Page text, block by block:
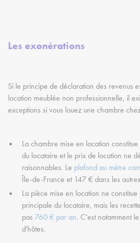
Les exonérations
Si le principe de déclaration des revenus
location meublée non professionnelle, il
exceptions si vous louez une chambre
La chambre mise en location
du locataire et le prix de location ne
raisonnables. Le plafond au mètre
Île-de-France et 147 € dans les
La pièce mise en location ne
principale du locataire, mais les
pas 760 € par an. C’est notamment
d'hôtes.